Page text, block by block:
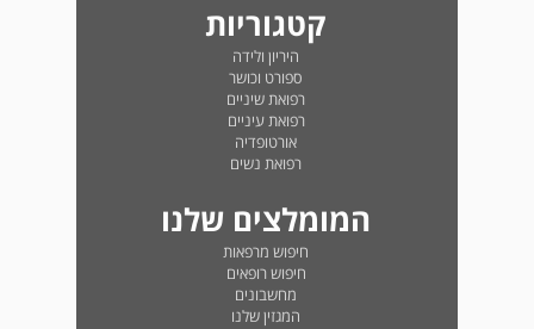
קטגוריות
היריון ולידה
ספורט וכושר
רפואת שיניים
רפואת עיניים
אורטופדיה
רפואת נשים
המומלצים שלנו
חיפוש מרפאות
חיפוש רופאים
מחשבונים
המגזין שלנו